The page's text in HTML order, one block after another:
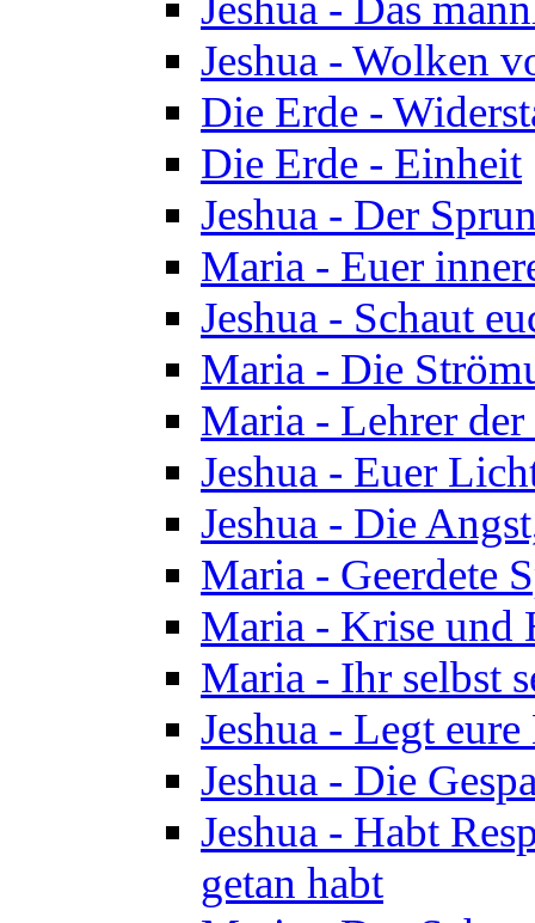
Jeshua - Wolken
Die Erde -
Die Erde - Einheit
Jeshua - Der
Maria - Euer
Jeshua - Schaut
Maria - Die
Maria - Lehrer
Jeshua - Euer
Jeshua - Die
Maria - Geerdete
Maria - Krise und
Maria - Ihr selbst
Jeshua - Legt
Jeshua - Die
Jeshua - Habt
getan habt